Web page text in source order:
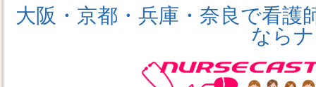
大阪・京都・兵庫・奈良で看
なら